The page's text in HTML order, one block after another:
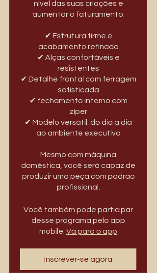
nível das suas criações e
aumentar o faturamento.
✔ Estrutura firme e
acabamento refinado
✔ Alças confortáveis e
resistentes
✔ Detalhe frontal com ferragem
sofisticada
✔ fechamento interno com
zíper
✔ Modelo versátil: do dia a dia
ao ambiente executivo
Mesmo com máquina
doméstica, você será capaz de
produzir uma peça com padrão
profissional.
Você também pode participar
desse programa pelo app
mobile. Vá para o app
Inscrever-se agora